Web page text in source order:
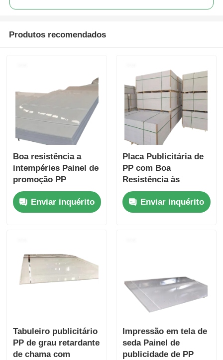
Produtos recomendados
Boa resistência a
intempéries Painel de
promoção PP
Construção de
polipropileno
Adequado para
Enviar inquérito
Placa Publicitária de
PP com Boa
Resistência às
Intempéries
Oferecendo
Acabamento Liso ou
Enviar inquérito
Tabuleiro publicitário
PP de grau retardante
de chama com
Impressão em tela de
seda Painel de
publicidade de PP